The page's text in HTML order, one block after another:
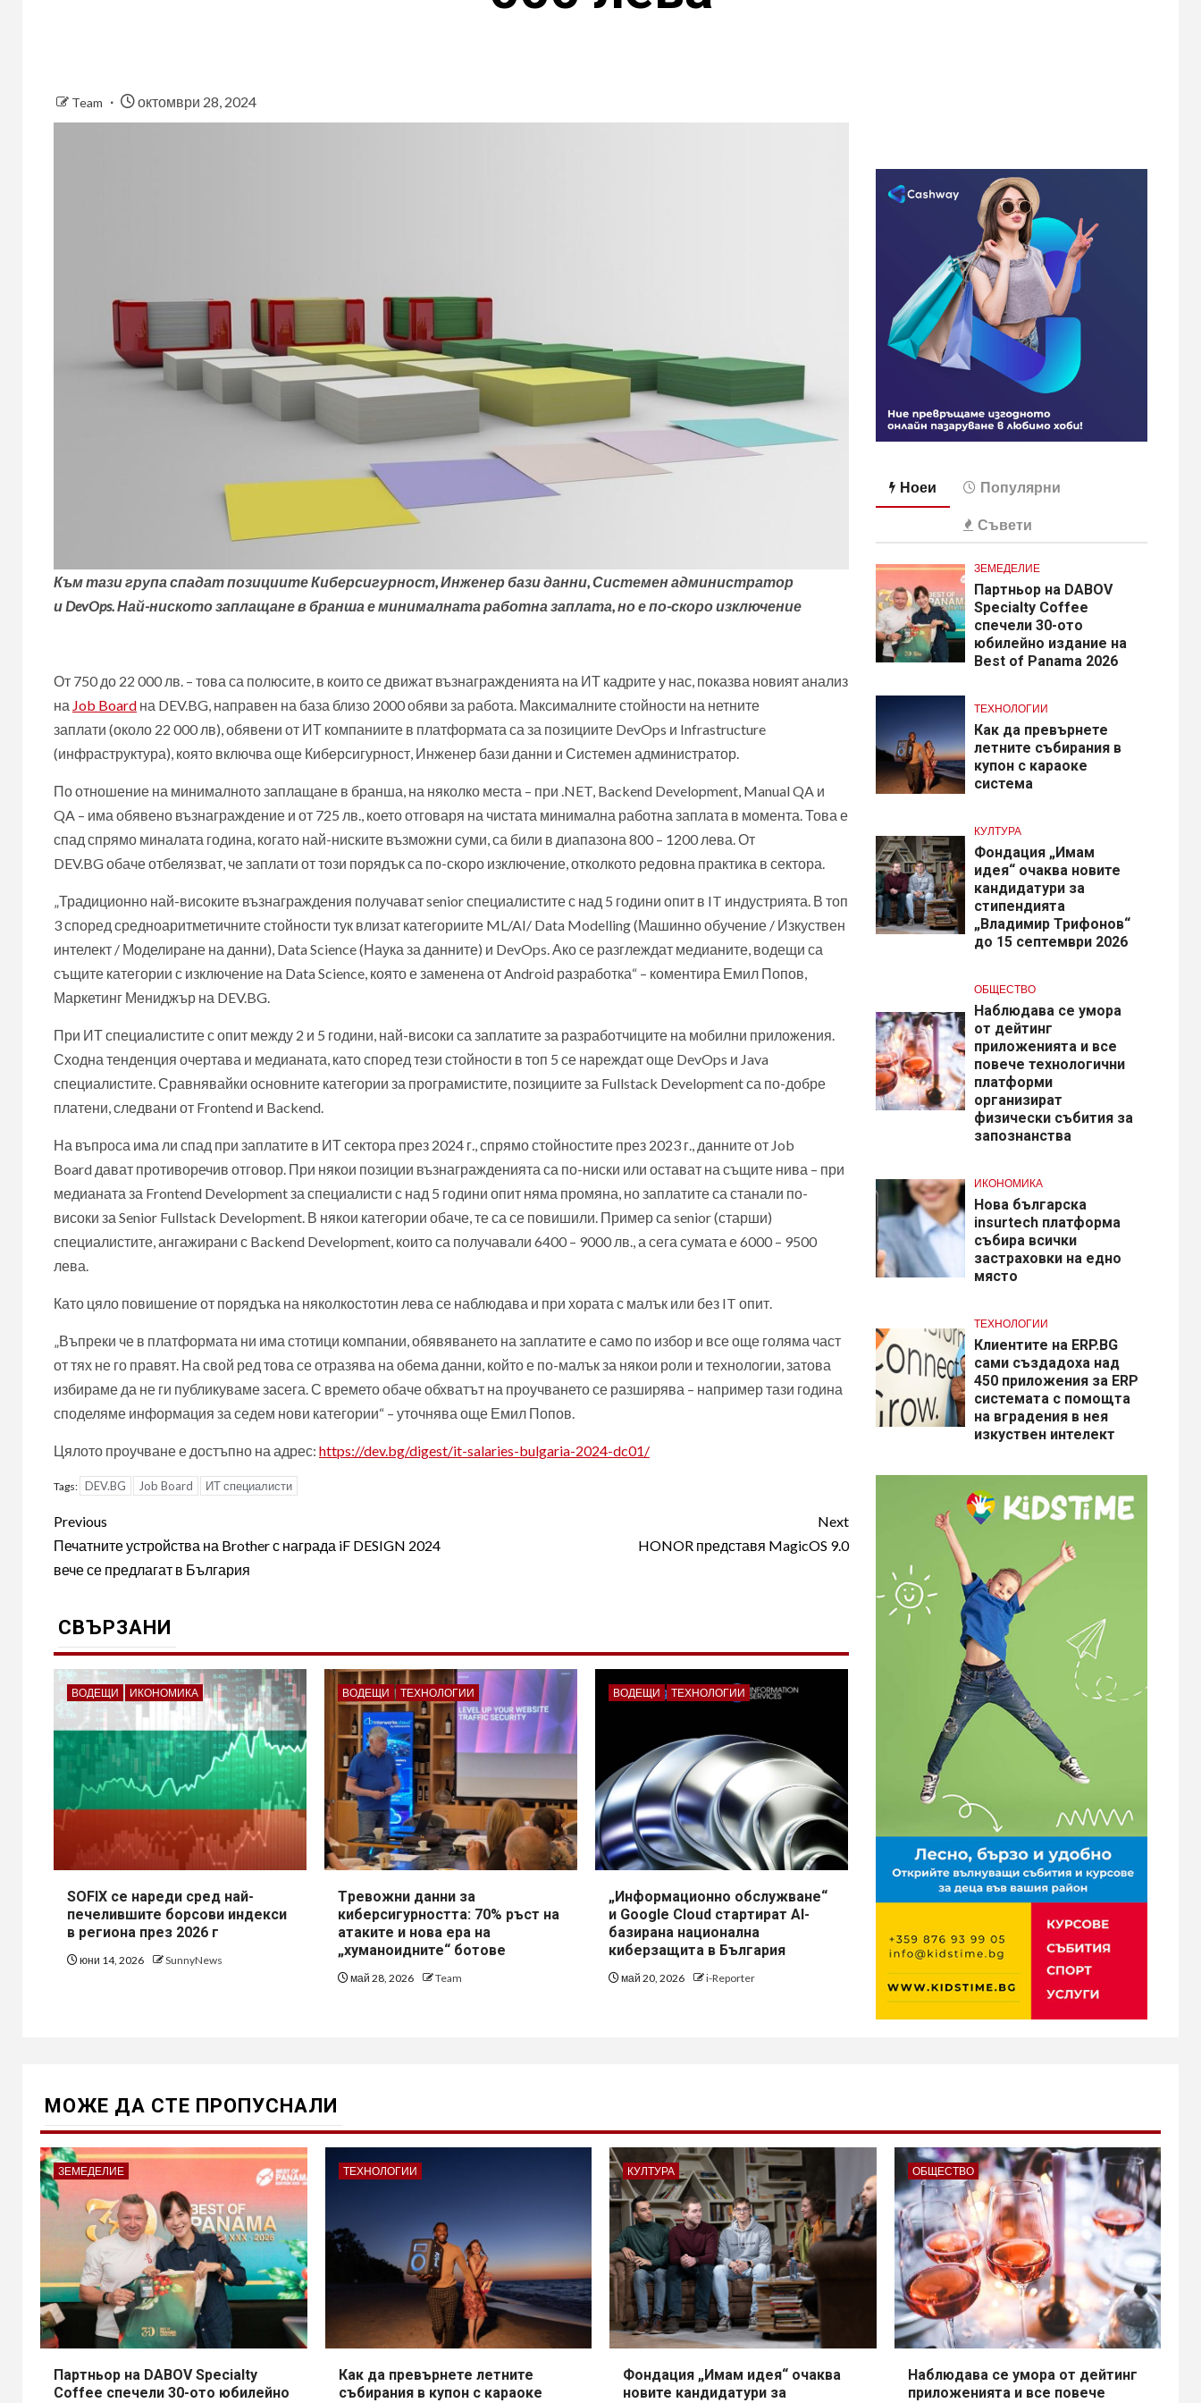
Team октомври 28, 2024
Към тази група спадат позициите Киберсигурност, Инженер бази данни, Системен администратор
и DevOps.Най-ниското заплащане в бранша е минималната работна заплата, но е по-скоро изключение
От 750 до 22 000 лв. – това са полюсите, в които се движат възнагражденията на ИТ кадрите у нас, показва новият анализ
на Job Board на DEV.BG, направен на база близо 2000 обяви за работа. Максималните стойности на нетните
заплати (около 22 000 лв), обявени от ИТ компаниите в платформата са за позициите DevOps и Infrastructure
(инфраструктура), която включва още Киберсигурност, Инженер бази данни и Системен администратор.
По отношение на минималното заплащане в бранша, на няколко места – при .NET, Backend Development, Manual QA и
QA – има обявено възнаграждение и от 725 лв., което отговаря на чистата минимална работна заплата в момента. Това е
спад спрямо миналата година, когато най-ниските възможни суми, са били в диапазона 800 – 1200 лева. От
DEV.BG обаче отбелязват, че заплати от този порядък са по-скоро изключение, отколкото редовна практика в сектора.
„Традиционно най-високите възнаграждения получават senior специалистите с над 5 години опит в IT индустрията. В топ
3 според средноаритметичните стойности тук влизат категориите ML/AI/ Data Modelling (Машинно обучение / Изкуствен
интелект / Моделиране на данни), Data Science (Наука за данните) и DevOps. Ако се разглеждат медианите, водещи са
същите категории с изключение на Data Science, която е заменена от Android разработка“ – коментира Емил Попов,
Маркетинг Мениджър на DEV.BG.
При ИТ специалистите с опит между 2 и 5 години, най-високи са заплатите за разработчиците на мобилни приложения.
Сходна тенденция очертава и медианата, като според тези стойности в топ 5 се нареждат още DevOps и Java
специалистите. Сравнявайки основните категории за програмистите, позициите за Fullstack Development са по-добре
платени, следвани от Frontend и Backend.
На въпроса има ли спад при заплатите в ИТ сектора през 2024 г., спрямо стойностите през 2023 г., данните от Job
Board дават противоречив отговор. При някои позиции възнагражденията са по-ниски или остават на същите нива – при
медианата за Frontend Development за специалисти с над 5 години опит няма промяна, но заплатите са станали по-
високи за Senior Fullstack Development. В някои категории обаче, те са се повишили. Пример са senior (старши)
специалистите, ангажирани с Backend Development, които са получавали 6400 – 9000 лв., а сега сумата е 6000 – 9500
лева.
Като цяло повишение от порядъка на няколкостотин лева се наблюдава и при хората с малък или без IT опит.
„Въпреки че в платформата ни има стотици компании, обявяването на заплатите е само по избор и все още голяма част
от тях не го правят. На свой ред това се отразява на обема данни, който е по-малък за някои роли и технологии, затова
избираме да не ги публикуваме засега. С времето обаче обхватът на проучването се разширява – например тази година
споделяме информация за седем нови категории“ – уточнява още Емил Попов.
Цялото проучване е достъпно на адрес: https://dev.bg/digest/it-salaries-bulgaria-2024-dc01/
Tags: DEV.BG Job Board ИТ специалисти
Post
navigation
Previous
Печатните устройства на Brother с награда iF DESIGN 2024
вече се предлагат в България
Next
HONOR представя MagicOS 9.0
СВЪРЗАНИ
ВОДЕЩИ ИКОНОМИКА
SOFIX се нареди сред най-
печелившите борсови индекси
в региона през 2026 г
юни 14, 2026 SunnyNews
ВОДЕЩИ ТЕХНОЛОГИИ
Tревожни данни за
киберсигурността: 70% ръст на
атаките и нова ера на
„хуманоидните“ ботове
май 28, 2026 Team
ВОДЕЩИ ТЕХНОЛОГИИ
„Информационно обслужване“
и Google Cloud стартират AI-
базирана национална
киберзащита в България
май 20, 2026 i-Reporter
Ноеи Популярни
Съвети
ЗЕМЕДЕЛИЕ
Партньор на DABOV
Specialty Coffee
спечели 30-ото
юбилейно издание на
Best of Panama 2026
ТЕХНОЛОГИИ
Как да превърнете
летните събирания в
купон с караоке
система
КУЛТУРА
Фондация „Имам
идея“ очаква новите
кандидатури за
стипендията
„Владимир Трифонов“
до 15 септември 2026
ОБЩЕСТВО
Наблюдава се умора
от дейтинг
приложенията и все
повече технологични
платформи
организират
физически събития за
запознанства
ИКОНОМИКА
Нова българска
insurtech платформа
събира всички
застраховки на едно
място
ТЕХНОЛОГИИ
Клиентите на ERP.BG
сами създадоха над
450 приложения за ERP
системата с помощта
на вградения в нея
изкуствен интелект
МОЖE ДА СТЕ ПРОПУСНАЛИ
ЗЕМЕДЕЛИЕ
Партньор на DABOV Specialty
Coffee спечели 30-ото юбилейно
ТЕХНОЛОГИИ
Как да превърнете летните
събирания в купон с караоке
КУЛТУРА
Фондация „Имам идея“ очаква
новите кандидатури за
ОБЩЕСТВО
Наблюдава се умора от дейтинг
приложенията и все повече